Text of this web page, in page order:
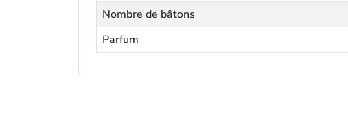
Nombre de bâtons
Parfum